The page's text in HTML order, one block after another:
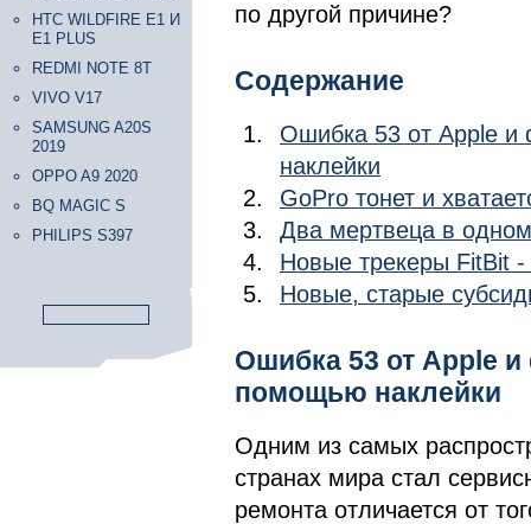
HTC WILDFIRE E1 И
E1 PLUS
REDMI NOTE 8T
VIVO V17
SAMSUNG A20S
2019
OPPO A9 2020
BQ MAGIC S
PHILIPS S397
по другой причине?
Содержание
Ошибка 53 от Apple и
наклейки
GoPro тонет и
Два мертвеца в
Новые трекеры FitBit
Новые, старые
Ошибка 53 от Apple
помощью наклейки
Одним из самых
странах мира стал
ремонта отличается от